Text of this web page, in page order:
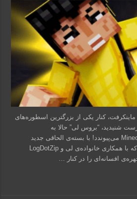
ماینکرفت، کنار یکی از بزرگترین اسطوره‌های
شنیدید، “بروس لی” حالا به
ماجراجویی‌های شما در Minecraft می‌پیوندد! با بسته‌ی الحاقی جدید
“Bruce Lee: Dragon Fury” که با همکاری خانواده‌ی لی و LogDotZip
افسانه‌ای را در کنار …